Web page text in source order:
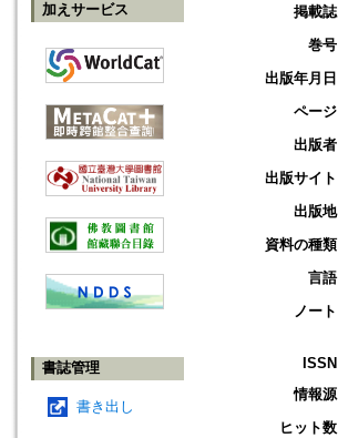
加えサービス
書誌管理
書き出し
掲載誌
巻号
出版年月日
ページ
出版者
出版サイト
出版地
資料の種類
言語
ノート
ISSN
情報源
ヒット数